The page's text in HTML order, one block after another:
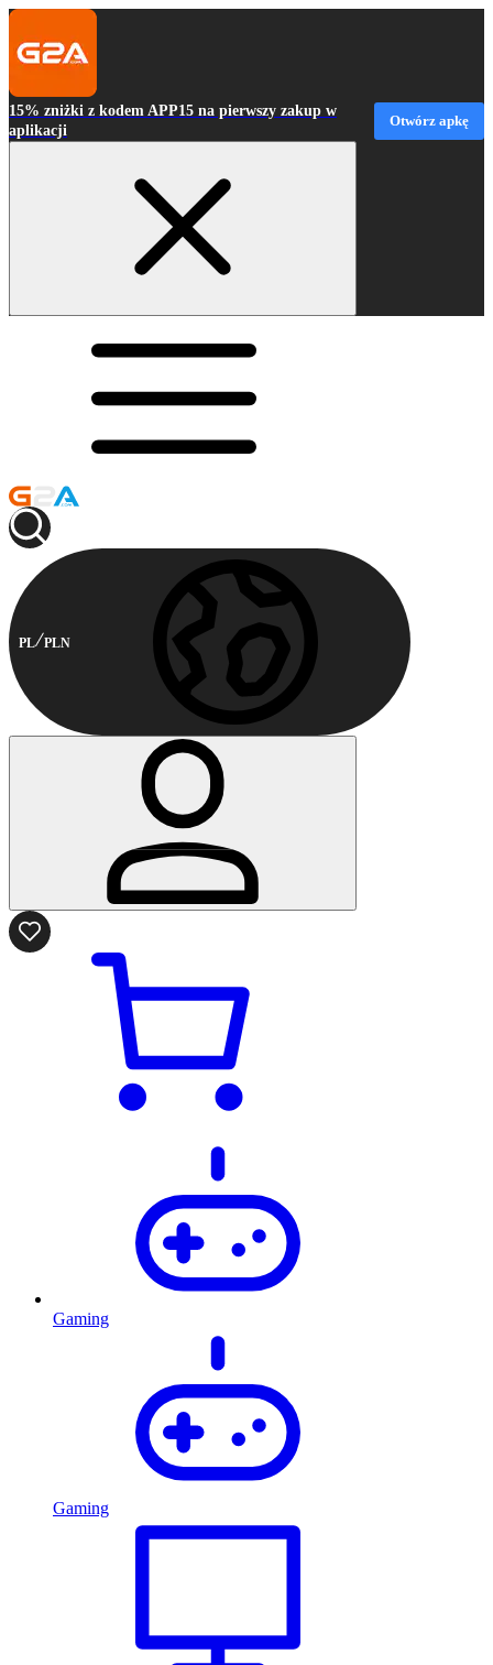
15% zniżki z kodem APP15 na pierwszy zakup w
aplikacji
Otwórz apkę
PL PLN
Gaming
Gaming